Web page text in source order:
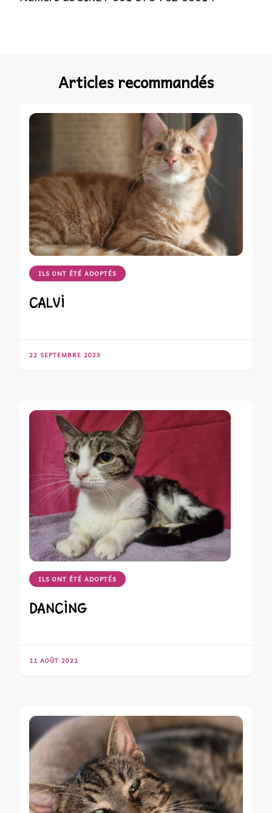
Articles recommandés
ILS ONT ÉTÉ ADOPTÉS
CALVI
22 SEPTEMBRE 2023
ILS ONT ÉTÉ ADOPTÉS
DANCING
11 AOÛT 2021